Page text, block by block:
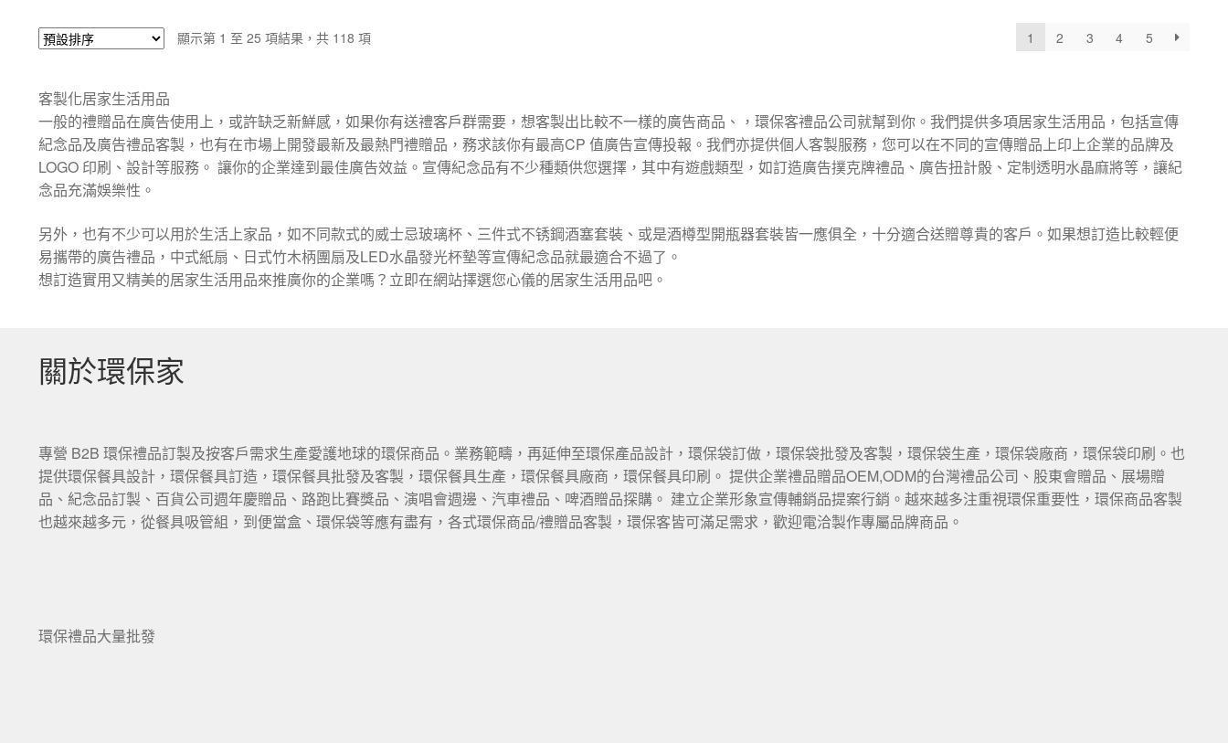
顯示第 1 至 25 項結果，共 118 項 1 2 3 4 5
客製化居家生活用品
一般的禮贈品在廣告使用上，或許缺乏新鮮感，如果你有送禮客戶群需要，想客製出比較不一樣的廣告商品、，環保客禮品公司就幫到你。我們提供多項居家生活用品，包括宣傳
紀念品及廣告禮品客製，也有在市場上開發最新及最熱門禮贈品，務求該你有最高CP 值廣告宣傳投報。我們亦提供個人客製服務，您可以在不同的宣傳贈品上印上企業的品牌及
LOGO 印刷、設計等服務。 讓你的企業達到最佳廣告效益。宣傳紀念品有不少種類供您選擇，其中有遊戲類型，如訂造廣告撲克牌禮品、廣告扭計骰、定制透明水晶麻將等，讓紀
念品充滿娛樂性。
另外，也有不少可以用於生活上家品，如不同款式的威士忌玻璃杯、三件式不锈鋼酒塞套裝、或是酒樽型開瓶器套裝皆一應俱全，十分適合送贈尊貴的客戶。如果想訂造比較輕便
易攜帶的廣告禮品，中式紙扇、日式竹木柄團扇及LED水晶發光杯墊等宣傳紀念品就最適合不過了。
想訂造實用又精美的居家生活用品來推廣你的企業嗎？立即在網站擇選您心儀的居家生活用品吧。
關於環保家
專營 B2B 環保禮品訂製及按客戶需求生產愛護地球的環保商品。業務範疇，再延伸至環保產品設計，環保袋訂做，環保袋批發及客製，環保袋生產，環保袋廠商，環保袋印刷。也
提供環保餐具設計，環保餐具訂造，環保餐具批發及客製，環保餐具生產，環保餐具廠商，環保餐具印刷。 提供企業禮品贈品OEM,ODM的台灣禮品公司、股東會贈品、展場贈
品、紀念品訂製、百貨公司週年慶贈品、路跑比賽獎品、演唱會週邊、汽車禮品、啤酒贈品探購。 建立企業形象宣傳輔銷品提案行銷。越來越多注重視環保重要性，環保商品客製
也越來越多元，從餐具吸管組，到便當盒、環保袋等應有盡有，各式環保商品/禮贈品客製，環保客皆可滿足需求，歡迎電洽製作專屬品牌商品。
環保禮品大量批發